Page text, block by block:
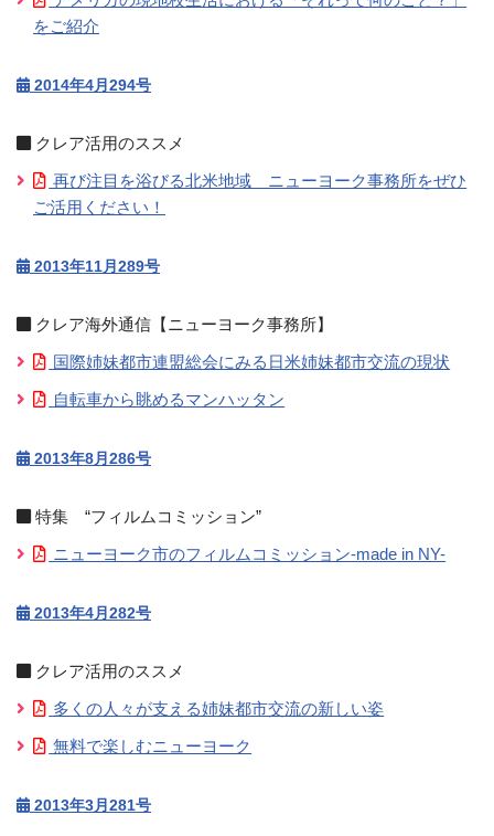
をご紹介
2014年4月294号
クレア活用のススメ
再び注目を浴びる北米地域 ニューヨーク事務所をぜひ
ご活用ください！
2013年11月289号
クレア海外通信【ニューヨーク事務所】
国際姉妹都市連盟総会にみる日米姉妹都市交流の現状
自転車から眺めるマンハッタン
2013年8月286号
特集 “フィルムコミッション”
ニューヨーク市のフィルムコミッション-made in NY-
2013年4月282号
クレア活用のススメ
多くの人々が支える姉妹都市交流の新しい姿
無料で楽しむニューヨーク
2013年3月281号